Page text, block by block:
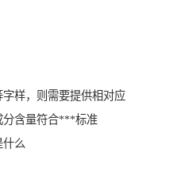
样，则需要提供相对应
分含量符合***标准
什么